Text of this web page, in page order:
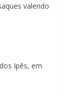
valendo
Ipês, em